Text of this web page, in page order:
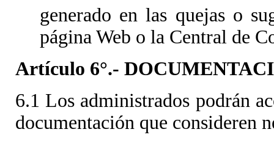
generado en las quejas o
página Web o la Central de
Artículo 6°.-
6.1 Los administrados podrán
documentación que consideren